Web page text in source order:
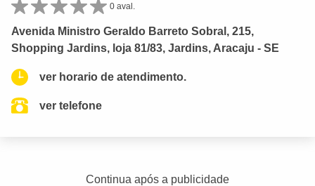
0 aval.
Avenida Ministro Geraldo Barreto Sobral, 215,
Shopping Jardins, loja 81/83, Jardins, Aracaju - SE
ver horario de atendimento.
ver telefone
Continua após a publicidade